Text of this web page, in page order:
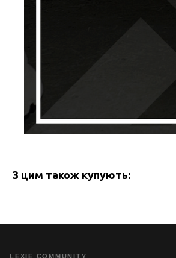
З цим також купують:
LEXIE COMMUNITY